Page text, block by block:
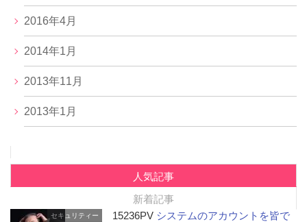
2016年4月
2014年1月
2013年11月
2013年1月
人気記事
新着記事
セキュリティー 15236PV システムのアカウントを皆で